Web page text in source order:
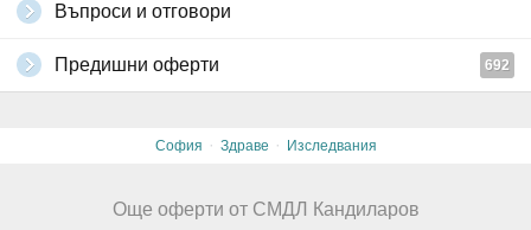
Въпроси и отговори
Предишни оферти 692
София · Здраве · Изследвания
Още оферти от СМДЛ Кандиларов